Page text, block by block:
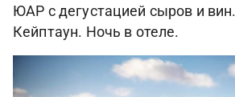
ЮАР с дегустацией сыров и
Кейптаун. Ночь в отеле.